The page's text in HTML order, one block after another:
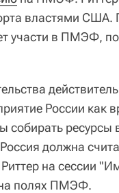
властями США.
участи в ПМЭФ,
России как
собирать ресурсы
должна
на сессии
полях ПМЭФ.